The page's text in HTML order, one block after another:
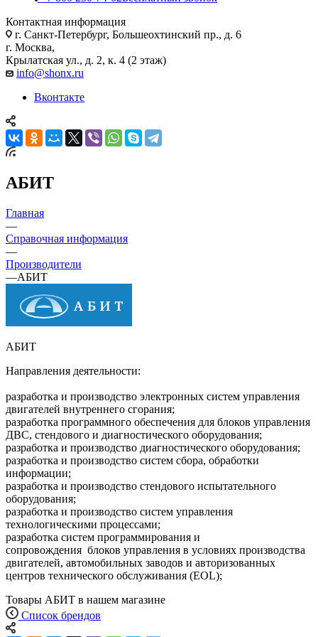
Контактная информация
г. Санкт-Петербург, Большеохтинский пр., д. 6
г. Москва,
Крылатская ул., д. 2, к. 4 (2 этаж)
info@shonx.ru
Вконтакте
АБИТ
Главная
—
Справочная информация
—
Производители
—АБИТ
АБИТ
Направления деятельности:
разработка и производство электронных систем управления
двигателей внутреннего сгорания;
разработка программного обеспечения для блоков управления
ДВС, стендового и диагностического оборудования;
разработка и производство диагностического оборудования;
разработка и производство систем сбора, обработки
информации;
разработка и производство стендового испытательного
оборудования;
разработка и производство систем управления
технологическими процессами;
разработка систем программирования и
сопровождения блоков управления в условиях производства
двигателей, автомобильных заводов и авторизованных
центров технического обслуживания (EOL);
Товары АБИТ в нашем магазине
Список брендов